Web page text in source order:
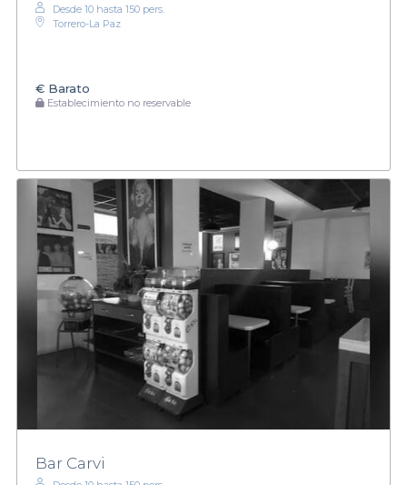
Desde 10 hasta 150 pers.
Torrero-La Paz
€ Barato
Establecimiento no reservable
Bar Carvi